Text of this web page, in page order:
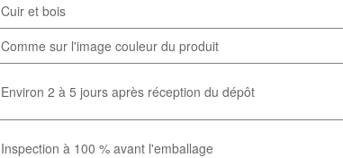
Cuir et bois
Comme sur l'image couleur du produit
Environ 2 à 5 jours après réception du dépôt
Inspection à 100 % avant l'emballage